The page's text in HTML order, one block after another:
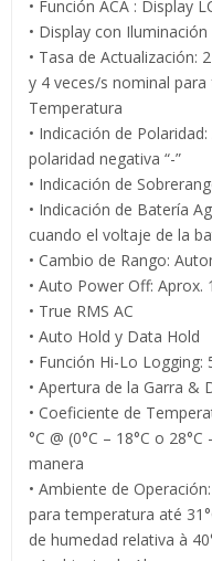
• Función ACA : Display
• Display con Iluminación
• Tasa de Actualización:
y 4 veces/s nominal
Temperatura
• Indicación de
polaridad negativa “-”
• Indicación de
• Indicación de Batería
cuando el voltaje de la
• Cambio de Rango:
• Auto Power Off:
• True RMS AC
• Auto Hold y Data Hold
• Función Hi-Lo Logging:
• Apertura de la Garra &
• Coeficiente de
°C @ (0°C – 18°C o
manera
• Ambiente de
para temperatura até
de humedad relativa à